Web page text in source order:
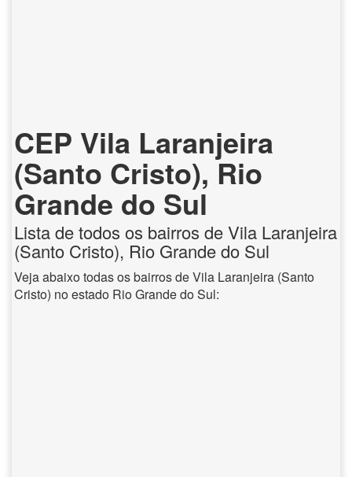
CEP Vila Laranjeira
(Santo Cristo), Rio
Grande do Sul
Lista de todos os bairros de Vila Laranjeira
(Santo Cristo), Rio Grande do Sul
Veja abaixo todas os bairros de Vila Laranjeira (Santo
Cristo) no estado Rio Grande do Sul: